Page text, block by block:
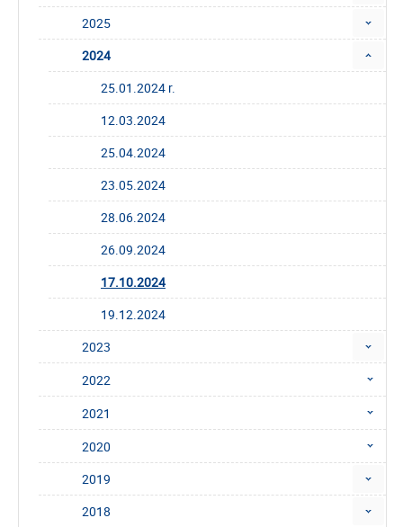
2025
2024
25.01.2024 r.
12.03.2024
25.04.2024
23.05.2024
28.06.2024
26.09.2024
17.10.2024
19.12.2024
2023
2022
2021
2020
2019
2018